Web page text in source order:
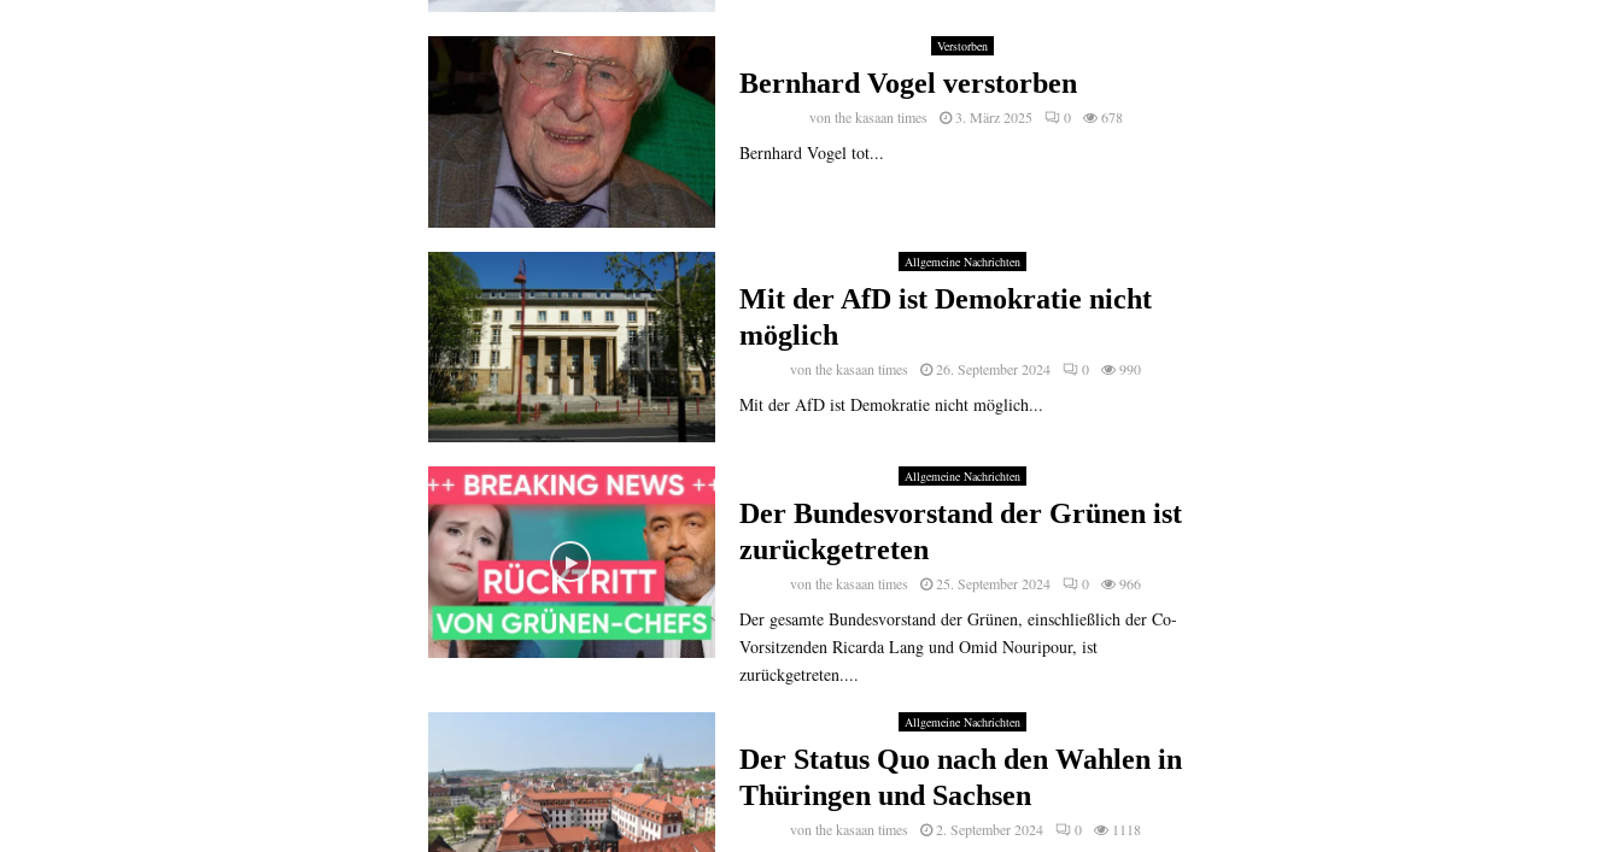
Verstorben
Bernhard Vogel verstorben
vonthe kasaan times 3. März 2025 0 678
Bernhard Vogel tot...
Allgemeine Nachrichten
Mit der AfD ist Demokratie nicht
möglich
vonthe kasaan times 26. September 2024 0 990
Mit der AfD ist Demokratie nicht möglich...
Allgemeine Nachrichten
Der Bundesvorstand der Grünen ist
zurückgetreten
vonthe kasaan times 25. September 2024 0 966
Der gesamte Bundesvorstand der Grünen, einschließlich der Co-
Vorsitzenden Ricarda Lang und Omid Nouripour, ist
zurückgetreten....
Allgemeine Nachrichten
Der Status Quo nach den Wahlen in
Thüringen und Sachsen
vonthe kasaan times 2. September 2024 0 1118